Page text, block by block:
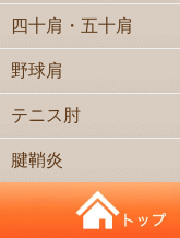
四十肩・五十肩
野球肩
テニス肘
腱鞘炎
バネ指